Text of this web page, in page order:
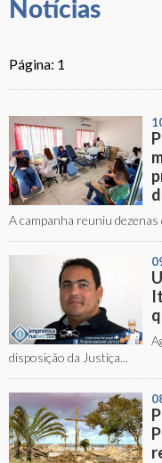
Notícias
Página: 1
A campanha reuniu dezenas
disposição da Justiça...